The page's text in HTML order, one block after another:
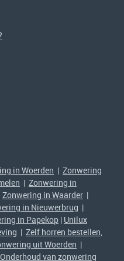
in Woerden | Zonwering
| Zonwering in
Zonwering in Waarder |
in Nieuwerbrug |
in Papekop | Unilux
| Zelf horren bestellen,
uit Woerden |
Onderhoud van zonwering